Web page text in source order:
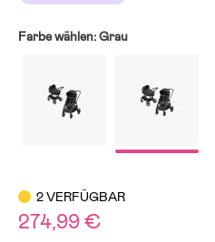
Farbe wählen:Grau
2 VERFÜGBAR
274,99 €